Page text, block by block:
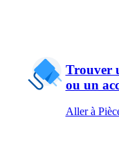
Trouver
ou un
Aller à